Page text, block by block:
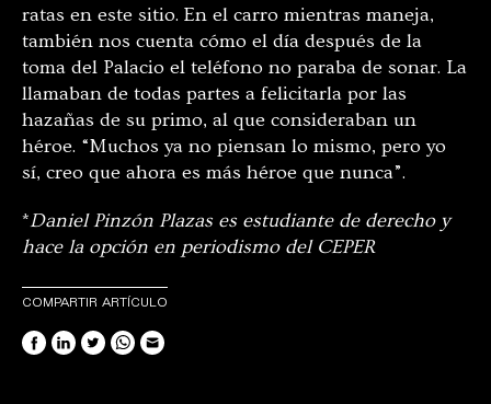
ratas en este sitio. En el carro mientras maneja,
también nos cuenta cómo el día después de la
toma del Palacio el teléfono no paraba de sonar. La
llamaban de todas partes a felicitarla por las
hazañas de su primo, al que consideraban un
héroe. “Muchos ya no piensan lo mismo, pero yo
sí, creo que ahora es más héroe que nunca”.
*Daniel Pinzón Plazas es estudiante de derecho y
hace la opción en periodismo del CEPER
COMPARTIR ARTÍCULO